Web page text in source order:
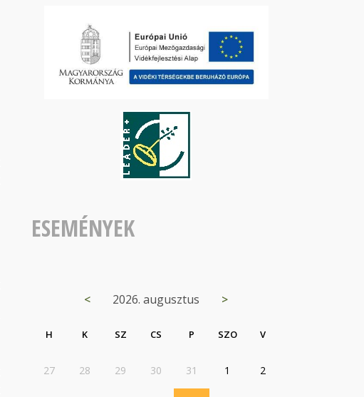
ESEMÉNYEK
< 2026. augusztus >
H K SZ CS P SZO V
27 28 29 30 31 1 2